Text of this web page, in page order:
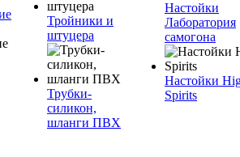
Тройники и
штуцера
Трубки-
силикон,
шланги ПВХ
Настойки
Лаборатория
самогона
Настойки
Spirits